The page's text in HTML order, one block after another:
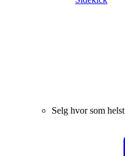
Selg hvor som helst